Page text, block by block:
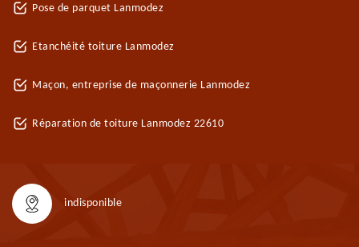
Pose de parquet Lanmodez
Etanchéité toiture Lanmodez
Maçon, entreprise de maçonnerie Lanmodez
Réparation de toiture Lanmodez 22610
indisponible